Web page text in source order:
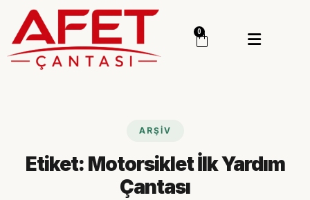
0
ARŞIV
Etiket: Motorsiklet İlk Yardım
Çantası
Menü
Giriş Yap